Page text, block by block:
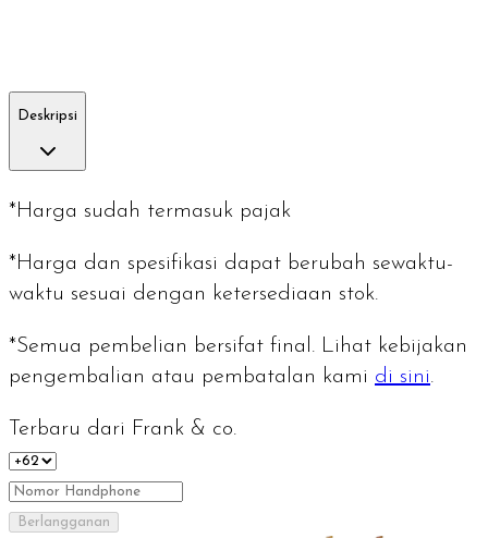
Deskripsi
*Harga sudah termasuk pajak
*Harga dan spesifikasi dapat berubah sewaktu-
waktu sesuai dengan ketersediaan stok.
*Semua pembelian bersifat final. Lihat kebijakan
pengembalian atau pembatalan kami di sini.
Terbaru dari Frank & co.
Berlangganan